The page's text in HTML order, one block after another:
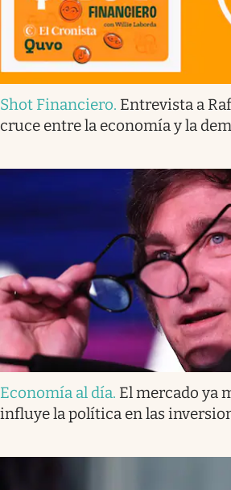
Shot Financiero. Entrevista a
cruce entre la economía y la
Economía al día. El mercado ya
influye la política en las